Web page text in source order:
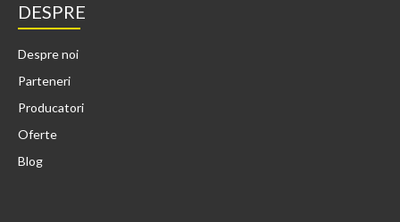
DESPRE
Despre noi
Parteneri
Producatori
Oferte
Blog